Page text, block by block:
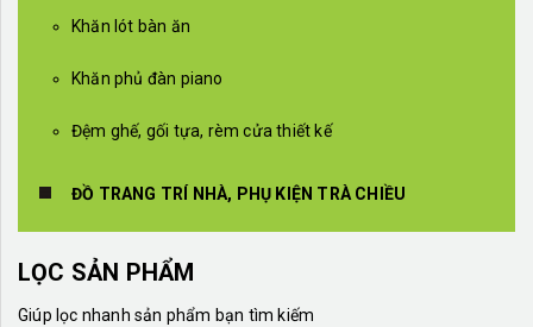
Khăn lót bàn ăn
Khăn phủ đàn piano
Đệm ghế, gối tựa, rèm cửa thiết kế
ĐỒ TRANG TRÍ NHÀ, PHỤ KIỆN TRÀ CHIỀU
LỌC SẢN PHẨM
Giúp lọc nhanh sản phẩm bạn tìm kiếm